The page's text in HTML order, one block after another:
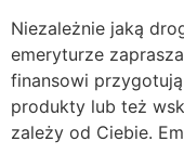
Niezależnie jaką
emeryturze
finansowi
produkty lub też
zależy od Ciebie.